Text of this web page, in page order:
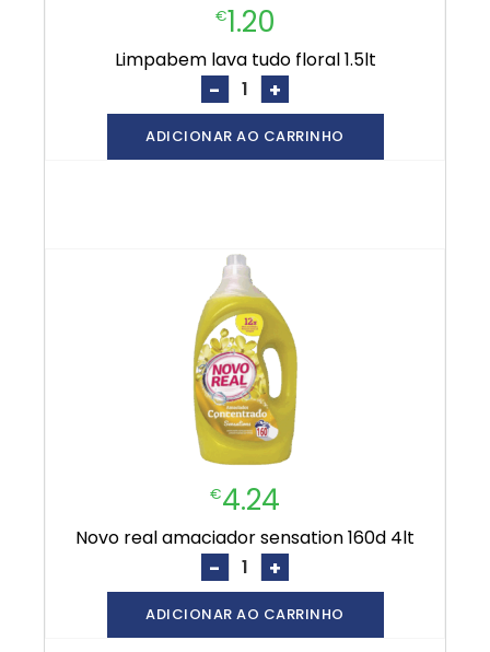
€1.20
limpabem lava tudo floral 1.5lt
- +
ADICIONAR AO CARRINHO
€4.24
novo real amaciador sensation 160d 4lt
- +
ADICIONAR AO CARRINHO